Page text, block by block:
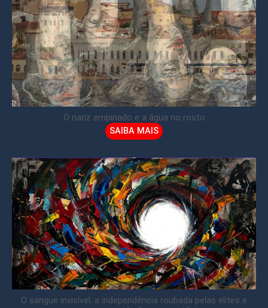
O nariz empinado e a água no rosto
SAIBA MAIS
O sangue invisível: a independência roubada pelas elites e